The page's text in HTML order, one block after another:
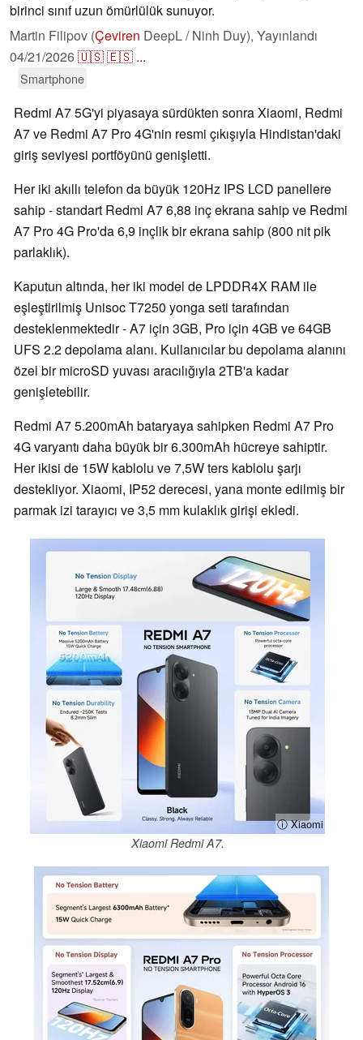
birinci sınıf uzun ömürlülük sunuyor.
Martin Filipov (Çeviren DeepL / Ninh Duy), Yayınlandı
04/21/2026🇺🇸🇪🇸 ...
Smartphone
Redmi A7 5G'yi piyasaya sürdükten sonra Xiaomi, Redmi
A7 ve Redmi A7 Pro 4G'nin resmi çıkışıyla Hindistan'daki
giriş seviyesi portföyünü genişletti.
Her iki akıllı telefon da büyük 120Hz IPS LCD panellere
sahip - standart Redmi A7 6,88 inç ekrana sahip ve Redmi
A7 Pro 4G Pro'da 6,9 inçlik bir ekrana sahip (800 nit pik
parlaklık).
Kaputun altında, her iki model de LPDDR4X RAM ile
eşleştirilmiş Unisoc T7250 yonga seti tarafından
desteklenmektedir - A7 için 3GB, Pro için 4GB ve 64GB
UFS 2.2 depolama alanı. Kullanıcılar bu depolama alanını
özel bir microSD yuvası aracılığıyla 2TB'a kadar
genişletebilir.
Redmi A7 5.200mAh bataryaya sahipken Redmi A7 Pro
4G varyantı daha büyük bir 6.300mAh hücreye sahiptir.
Her ikisi de 15W kablolu ve 7,5W ters kablolu şarjı
destekliyor. Xiaomi, IP52 derecesi, yana monte edilmiş bir
parmak izi tarayıcı ve 3,5 mm kulaklık girişi ekledi.
ⓘ Xiaomi
Xiaomi Redmi A7.